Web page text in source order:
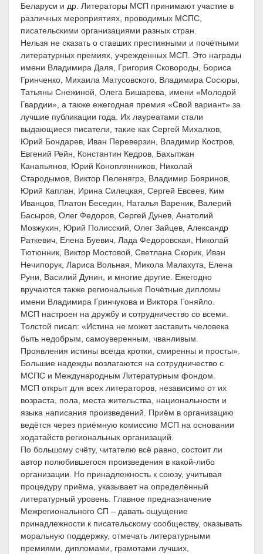
Беларуси и др. Литераторы МСП принимают участие в
различных мероприятиях, проводимых МСПС,
писательскими организациями разных стран.
Нельзя не сказать о ставших престижными и почётными
литературных премиях, учрежденных МСП. Это награды
имени Владимира Даля, Григория Сковороды, Бориса
Гринченко, Михаила Матусовского, Владимира Сосюры,
Татьяны Снежиной, Олега Бишарева, имени «Молодой
Гвардии», а также ежегодная премия «Свой вариант» за
лучшие публикации года. Их лауреатами стали
выдающиеся писатели, такие как Сергей Михалков,
Юрий Бондарев, Иван Переверзин, Владимир Костров,
Евгений Рейн, Константин Кедров, Бахытжан
Канапьянов, Юрий Коноплянников, Николай
Стародымов, Виктор Пеленягрэ, Владимир Бояринов,
Юрий Каплан, Ирина Силецкая, Сергей Евсеев, Ким
Иванцов, Платон Беседин, Наталья Вареник, Валерий
Басыров, Олег Федоров, Сергей Дунев, Анатолий
Мозжухин, Юрий Полисский, Олег Зайцев, Александр
Раткевич, Елена Буевич, Лада Федоровская, Николай
Тютюнник, Виктор Мостовой, Светлана Скорик, Иван
Нечипорук, Лариса Вольная, Микола Малахута, Елена
Руни, Василий Дунин, и многие другие. Ежегодно
вручаются также региональные Почётные дипломы
имени Владимира Гринчукова и Виктора Гоняйло.
МСП настроен на дружбу и сотрудничество со всеми.
Толстой писал: «Истина не может заставить человека
быть недобрым, самоуверенным, чванливым.
Проявления истины всегда кротки, смиренны и просты».
Большие надежды возлагаются на сотрудничество с
МСПС и Международным Литературным фондом.
МСП открыт для всех литераторов, независимо от их
возраста, пола, места жительства, национальности и
языка написания произведений. Приём в организацию
ведётся через приёмную комиссию МСП на основании
ходатайств региональных организаций.
По большому счёту, читателю всё равно, состоит ли
автор полюбившегося произведения в какой-либо
организации. Но принадлежность к союзу, учитывая
процедуру приёма, указывает на определённый
литературный уровень. Главное предназначение
Межрегионального СП – давать ощущение
принадлежности к писательскому сообществу, оказывать
моральную поддержку, отмечать литературными
премиями, дипломами, грамотами лучших,